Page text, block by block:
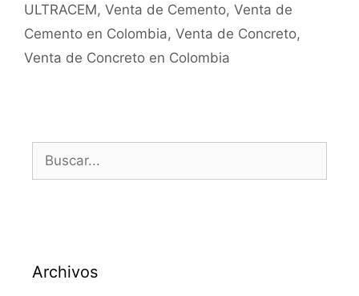
ULTRACEM, Venta de Cemento, Venta de
Cemento en Colombia, Venta de Concreto,
Venta de Concreto en Colombia
Archivos